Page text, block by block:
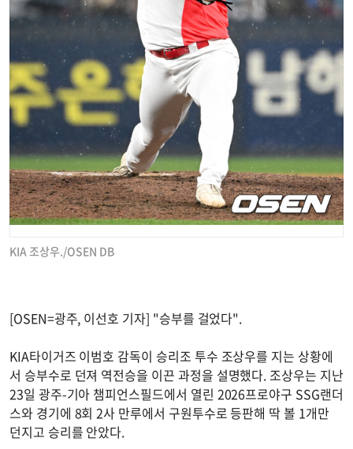
KIA 조상우./OSEN DB
[OSEN=광주, 이선호 기자] "승부를 걸었다".
KIA타이거즈 이범호 감독이 승리조 투수 조상우를 지는 상황에
서 승부수로 던져 역전승을 이끈 과정을 설명했다. 조상우는 지난
23일 광주-기아 챔피언스필드에서 열린 2026프로야구 SSG랜더
스와 경기에 8회 2사 만루에서 구원투수로 등판해 딱 볼 1개만
던지고 승리를 안았다.